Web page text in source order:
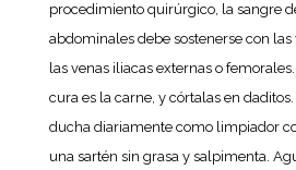
procedimiento quirúrgico, la sangre
abdominales debe sostenerse con
las venas iliacas externas o
cura es la carne, y córtalas en
ducha diariamente como limpiador
una sartén sin grasa y salpimenta.